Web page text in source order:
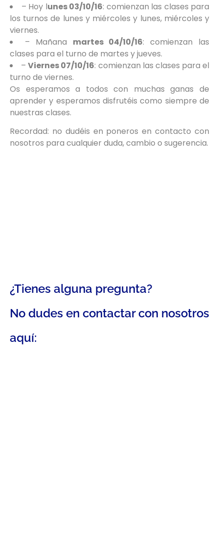
– Hoy lunes 03/10/16: comienzan las clases para
los turnos de lunes y miércoles y lunes, miércoles y
viernes.
– Mañana martes 04/10/16: comienzan las
clases para el turno de martes y jueves.
–Viernes 07/10/16: comienzan las clases para el
turno de viernes.
Os esperamos a todos con muchas ganas de
aprender y esperamos disfrutéis como siempre de
nuestras clases.
Recordad: no dudéis en poneros en contacto con
nosotros para cualquier duda, cambio o sugerencia.
¿Tienes alguna pregunta?
No dudes en contactar con nosotros
aquí: